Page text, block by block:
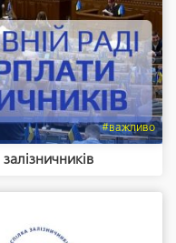
#важливо